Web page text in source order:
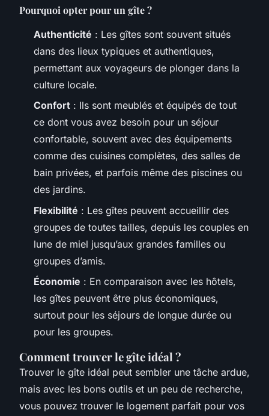
Pourquoi opter pour un gîte ?
Authenticité : Les gîtes sont souvent situés
dans des lieux typiques et authentiques,
permettant aux voyageurs de plonger dans la
culture locale.
Confort : Ils sont meublés et équipés de tout
ce dont vous avez besoin pour un séjour
confortable, souvent avec des équipements
comme des cuisines complètes, des salles de
bain privées, et parfois même des piscines ou
des jardins.
Flexibilité : Les gîtes peuvent accueillir des
groupes de toutes tailles, depuis les couples en
lune de miel jusqu’aux grandes familles ou
groupes d’amis.
Économie : En comparaison avec les hôtels,
les gîtes peuvent être plus économiques,
surtout pour les séjours de longue durée ou
pour les groupes.
Comment trouver le gîte idéal ?
Trouver le gîte idéal peut sembler une tâche ardue,
mais avec les bons outils et un peu de recherche,
vous pouvez trouver le logement parfait pour vos